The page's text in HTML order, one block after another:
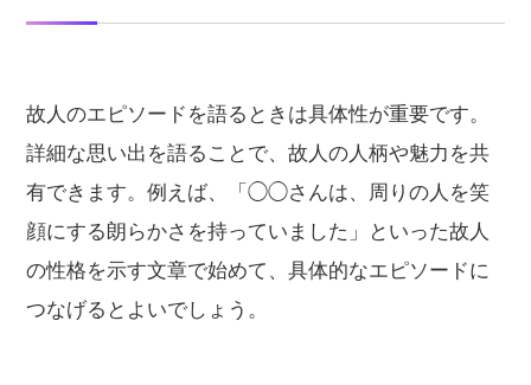
故人のエピソードを語るときは具体性が重要です。
詳細な思い出を語ることで、故人の人柄や魅力を共
有できます。例えば、「◯◯さんは、周りの人を笑
顔にする朗らかさを持っていました」といった故人
の性格を示す文章で始めて、具体的なエピソードに
つなげるとよいでしょう。